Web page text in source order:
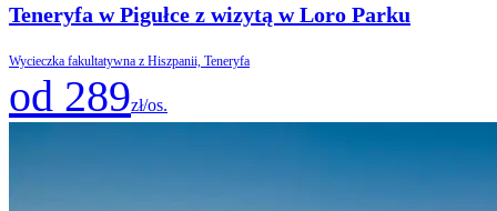
Teneryfa w Pigułce z wizytą w Loro Parku
Wycieczka fakultatywna z Hiszpanii, Teneryfa
od 289zł/os.